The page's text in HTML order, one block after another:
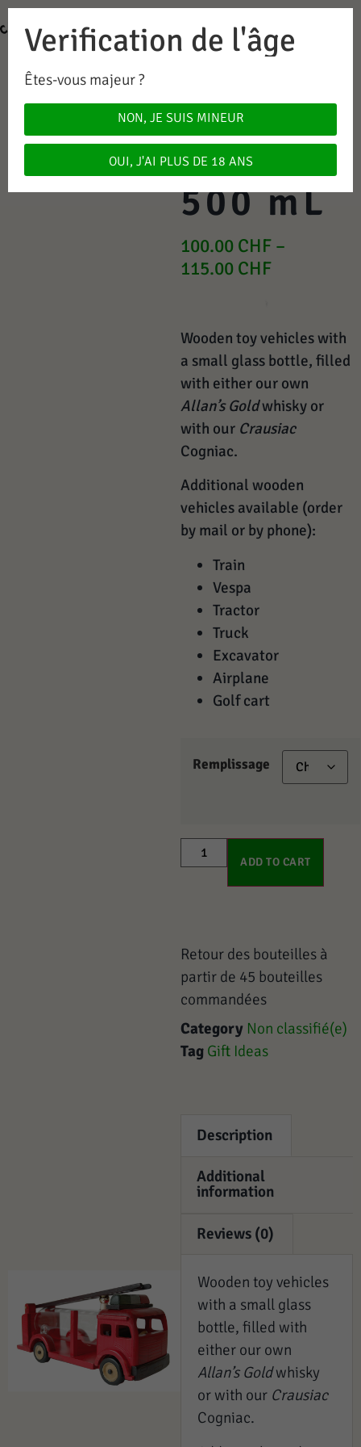
Firemen
Truck
500 mL
100.00 CHF –
115.00 CHF
Wooden toy vehicles with
a small glass bottle, filled
with either our own
Allan’s Goldwhisky or
with our Crausiac
Cogniac.
Additional wooden
vehicles available (order
by mail or by phone):
Train
Vespa
Tractor
Truck
Excavator
Airplane
Golf cart
Remplissage
ADD TO CART
Retour des bouteilles à
partir de 45 bouteilles
commandées
Category Non classifié(e)
Tag Gift Ideas
Description
Additional
information
Reviews (0)
Wooden toy vehicles
with a small glass
bottle, filled with
either our own
Allan’s Goldwhisky
or with our Crausiac
Cogniac.
Verification de l'âge
Êtes-vous majeur ?
NON, JE SUIS MINEUR
OUI, J'AI PLUS DE 18 ANS